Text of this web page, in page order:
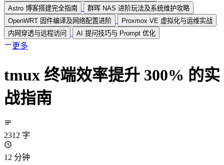
Astro 博客搭建完全指南
群晖 NAS 进阶玩法及系统维护攻略
OpenWRT 固件编译及网络配置进阶
Proxmox VE 虚拟化与运维实战
内网穿透与远程访问
AI 提问技巧与 Prompt 优化
更多
tmux 终端效率提升 300% 的实
战指南
2312 字
12 分钟